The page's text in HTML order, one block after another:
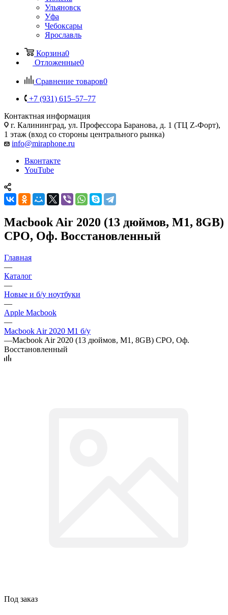
Ульяновск
Уфа
Чебоксары
Ярославль
Корзина0
Отложенные0
Сравнение товаров0
+7 (931) 615‒57‒77
Контактная информация
г. Калининград, ул. Профессора Баранова, д. 1 (ТЦ Z-Форт),
1 этаж (вход со стороны центрального рынка)
info@miraphone.ru
Вконтакте
YouTube
Macbook Air 2020 (13 дюймов, M1, 8GB)
CPO, Оф. Восстановленный
Главная
—
Каталог
—
Новые и б/у ноутбуки
—
Apple Macbook
—
Macbook Air 2020 M1 б/у
—Macbook Air 2020 (13 дюймов, M1, 8GB) CPO, Оф.
Восстановленный
Под заказ